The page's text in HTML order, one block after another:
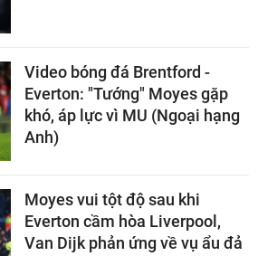
Video bóng đá Brentford -
Everton: "Tướng" Moyes gặp
khó, áp lực vì MU (Ngoại hạng
Anh)
Moyes vui tột độ sau khi
Everton cầm hòa Liverpool,
Van Dijk phản ứng về vụ ẩu đả